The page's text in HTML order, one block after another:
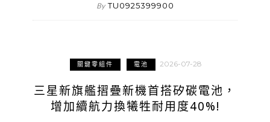
By TU0925399900
關鍵零組件 電池 2026-07-28
三星新旗艦摺疊新機首搭矽碳電池，
增加續航力換犧牲耐用度40%!